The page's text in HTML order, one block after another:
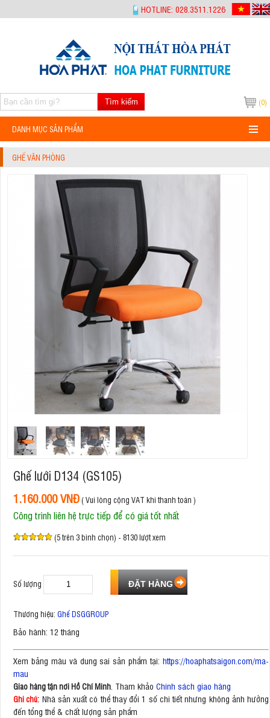
HOTLINE: 028.3511.1226
(0)
Tìm kiếm
DANH MỤC SẢN PHẨM
GHẾ VĂN PHÒNG
Ghế lưới D134 (GS105)
1.160.000 VNĐ( Vui lòng cộng VAT khi thanh toán )
Công trình liên hệ trực tiếp để có giá tốt nhất
(5 trên 3 bình chọn) - 8130 lượt xem
Số lượng
Thương hiệu: Ghế DSGGROUP
Bảo hành: 12 tháng
Xem bảng màu và dung sai sản phẩm tại: https://hoaphatsaigon.com/ma-
mau
Giao hàng tận nơi Hồ Chí Minh . Tham khảo Chính sách giao hàng
Ghi chú: Nhà sản xuất có thể thay đổi 1 số chi tiết nhưng không ảnh hưởng
đến tổng thể & chất lượng sản phẩm